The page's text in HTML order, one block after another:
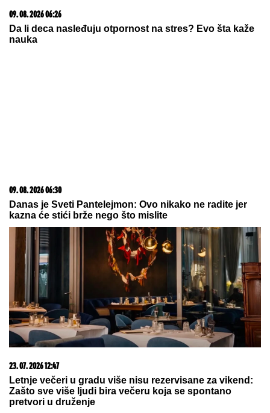
09. 08. 2026 06:26
Da li deca nasleđuju otpornost na stres? Evo šta kaže
nauka
09. 08. 2026 06:30
Danas je Sveti Pantelejmon: Ovo nikako ne radite jer
kazna će stići brže nego što mislite
23. 07. 2026 12:47
Letnje večeri u gradu više nisu rezervisane za vikend:
Zašto sve više ljudi bira večeru koja se spontano
pretvori u druženje